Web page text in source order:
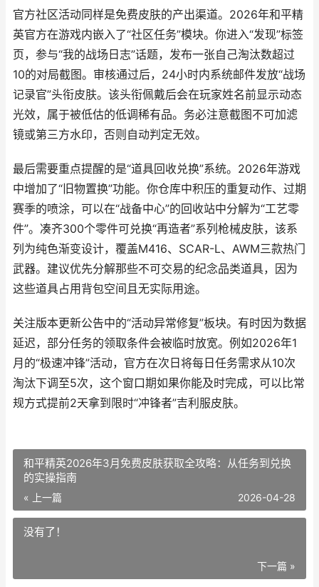
官方社区活动同样是免费皮肤的产出渠道。2026年和平精
英官方在游戏内嵌入了“社区任务”模块。你进入“发现”标签
页，参与“我的战场日志”话题，发布一张自己淘汰数超过
10的对局截图。审核通过后，24小时内系统邮件发放“战场
记录官”头衔皮肤。该头衔佩戴后会在玩家姓名前显示动态
光效，属于被低估的低调稀有品。务必注意截图不可加滤
镜或第三方水印，否则自动判定无效。
最后需要重点提醒的是“道具回收兑换”系统。2026年游戏
中增加了“旧物置换”功能。你仓库中积压的重复动作、过期
赛季的喷涂，可以在“战备中心”的回收站中分解为“工艺零
件”。凑齐300个零件可兑换“再造者”系列枪械皮肤，该系
列为纯色渐变设计，覆盖M416、SCAR-L、AWM三款热门
武器。建议优先分解那些不可交易的纪念品类道具，因为
这些道具占用背包空间且无实际用途。
关注版本更新公告中的“活动异常修复”板块。有时因为数据
延迟，部分任务的领取条件会被临时放宽。例如2026年1
月的“极速冲锋”活动，官方在次日将每日任务需求从10次
淘汰下调至5次，这个窗口期如果你能及时完成，可以比常
规方式提前2天拿到限时“冲锋者”吉利服皮肤。
和平精英2026年3月免费皮肤获取全攻略：从任务到兑换
的实操指南
« 上一篇 2026-04-28
没有了！
下一篇 »